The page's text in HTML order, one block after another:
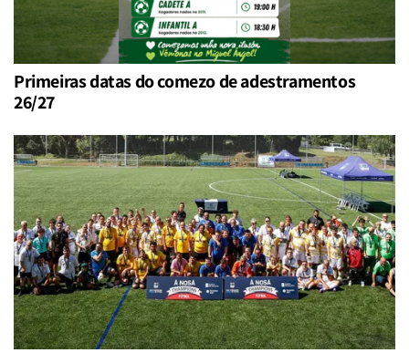
Primeiras datas do comezo de adestramentos
26/27